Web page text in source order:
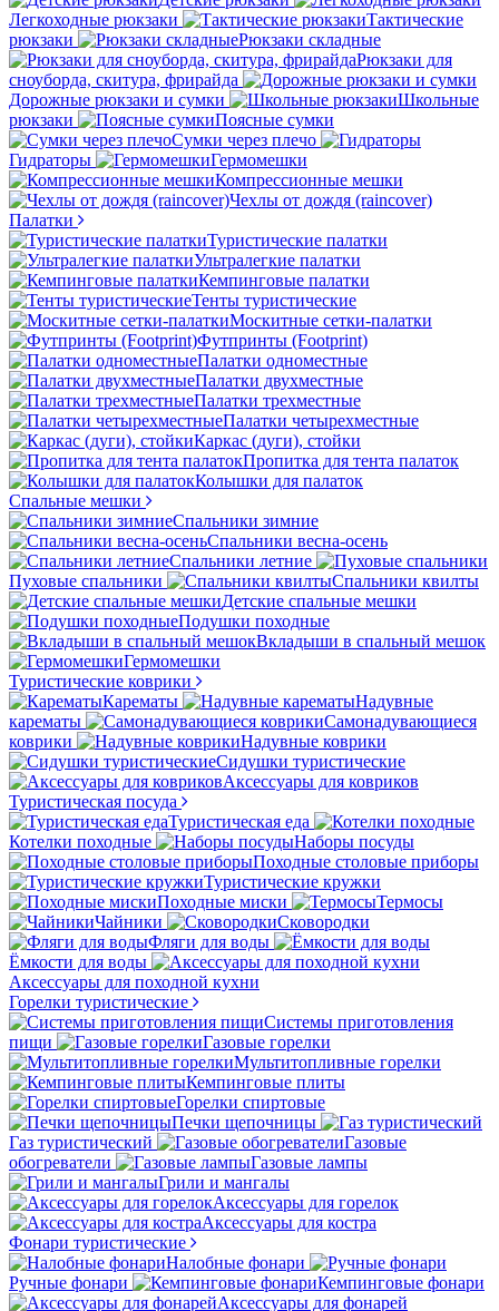
Легкоходные рюкзаки
Тактические
рюкзаки
Рюкзаки складные
Рюкзаки для
сноуборда, скитура, фрирайда
Дорожные рюкзаки и сумки
Школьные
рюкзаки
Поясные сумки
Сумки через плечо
Гидраторы
Гермомешки
Компрессионные мешки
Чехлы от дождя (raincover)
Палатки
Туристические палатки
Ультралегкие палатки
Кемпинговые палатки
Тенты туристические
Москитные сетки-палатки
Футпринты (Footprint)
Палатки одноместные
Палатки двухместные
Палатки трехместные
Палатки четырехместные
Каркас (дуги), стойки
Пропитка для тента палаток
Колышки для палаток
Спальные мешки
Спальники зимние
Спальники весна-осень
Спальники летние
Пуховые спальники
Спальники квилты
Детские спальные мешки
Подушки походные
Вкладыши в спальный мешок
Гермомешки
Туристические коврики
Карематы
Надувные
карематы
Самонадувающиеся
коврики
Надувные коврики
Сидушки туристические
Аксессуары для ковриков
Туристическая посуда
Туристическая еда
Котелки походные
Наборы посуды
Походные столовые приборы
Туристические кружки
Походные миски
Термосы
Чайники
Сковородки
Фляги для воды
Ёмкости для воды
Аксессуары для походной кухни
Горелки туристические
Системы приготовления
пищи
Газовые горелки
Мультитопливные горелки
Кемпинговые плиты
Горелки спиртовые
Печки щепочницы
Газ туристический
Газовые
обогреватели
Газовые лампы
Грили и мангалы
Аксессуары для горелок
Аксессуары для костра
Фонари туристические
Налобные фонари
Ручные фонари
Кемпинговые фонари
Аксессуары для фонарей